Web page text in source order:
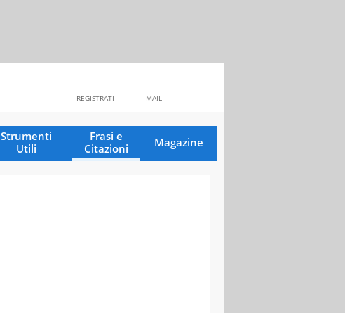
MAIL
REGISTRATI
Strumenti
Utili
Frasi e
Citazioni
Magazine